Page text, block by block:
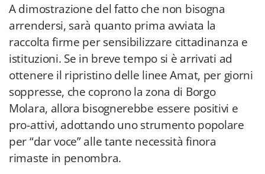
A dimostrazione del fatto che non bisogna
arrendersi, sarà quanto prima avviata la
raccolta firme per sensibilizzare cittadinanza e
istituzioni. Se in breve tempo si è arrivati ad
ottenere il ripristino delle linee Amat, per giorni
soppresse, che coprono la zona di Borgo
Molara, allora bisognerebbe essere positivi e
pro-attivi, adottando uno strumento popolare
per “dar voce” alle tante necessità finora
rimaste in penombra.